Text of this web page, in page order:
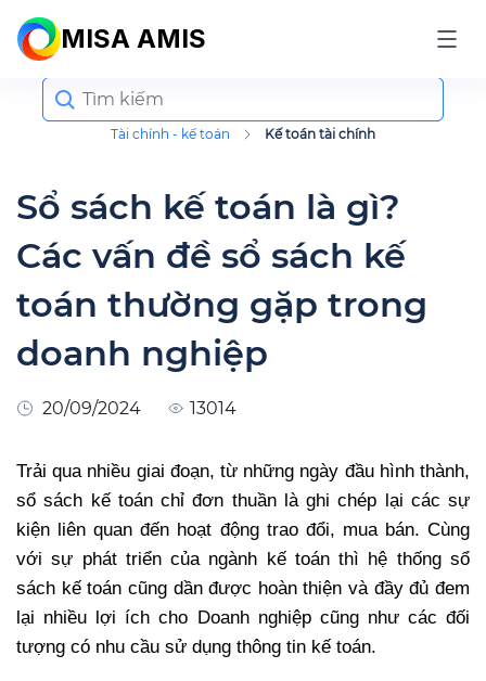
MISA AMIS
Tài chính - kế toán Kế toán tài chính
Search
for:
Sổ sách kế toán là gì?
Các vấn đề sổ sách kế
toán thường gặp trong
doanh nghiệp
20/09/2024 13014
Trải qua nhiều giai đoạn, từ những ngày đầu hình thành,
sổ sách kế toán chỉ đơn thuần là ghi chép lại các sự
kiện liên quan đến hoạt động trao đổi, mua bán. Cùng
với sự phát triển của ngành kế toán thì hệ thống sổ
sách kế toán cũng dần được hoàn thiện và đầy đủ đem
lại nhiều lợi ích cho Doanh nghiệp cũng như các đối
tượng có nhu cầu sử dụng thông tin kế toán.